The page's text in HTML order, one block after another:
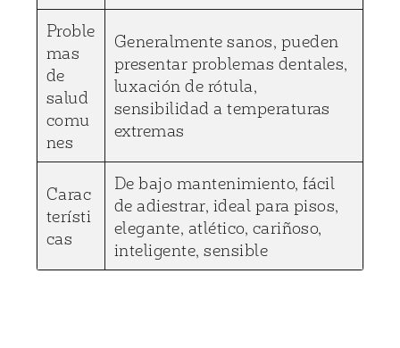
Proble
mas
de
salud
comu
nes
Generalmente sanos, pueden
presentar problemas dentales,
luxación de rótula,
sensibilidad a temperaturas
extremas
Carac
terísti
cas
De bajo mantenimiento, fácil
de adiestrar, ideal para pisos,
elegante, atlético, cariñoso,
inteligente, sensible